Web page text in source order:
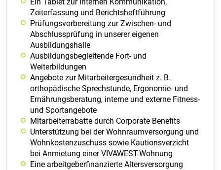
Zeiterfassung und Berichtsheftführung
Prüfungsvorbereitung zur Zwischen- und
Abschlussprüfung in unserer eigenen
Ausbildungshalle
Ausbildungsbegleitende Fort- und
Weiterbildungen
Angebote zur Mitarbeitergesundheit z. B.
orthopädische Sprechstunde, Ergonomie- und
Ernährungsberatung, interne und externe Fitness-
und Sportangebote
Mitarbeiterrabatte durch Corporate Benefits
Unterstützung bei der Wohnraumversorgung und
Wohnkostenzuschuss sowie Kautionsverzicht
bei Anmietung einer VIVAWEST-Wohnung
Eine arbeitgeberfinanzierte Altersversorgung